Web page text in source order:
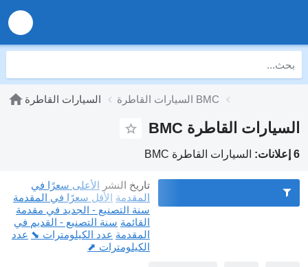
السيارات القاطرة السيارات القاطرة BMC
السيارات القاطرة BMC
6 إعلانات: السيارات القاطرة BMC
تاريخ النشر الأعلى سعرًا في
المقدمة الأقل سعرًا في المقدمة
سنة التصنيع - الجديد في مقدمة
القائمة سنة التصنيع - القديم في
المقدمة عدد الكيلومترات ⬊ عدد
الكيلومترات ⬈